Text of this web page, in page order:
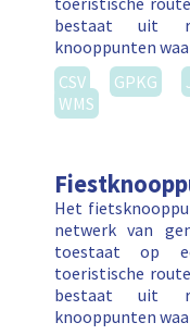
bestaat uit
knooppunten
CSV
GPKG
WMS
Het
netwerk van
toestaat op
toeristische
bestaat uit
knooppunten